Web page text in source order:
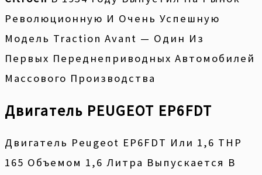
Революционную И Очень Успешную
Модель Traction Avant — Один Из
Первых Переднеприводных Автомобилей
Массового Производства
Двигатель PEUGEOT EP6FDT
Двигатель Peugeot EP6FDT Или 1,6 THP
165 Объемом 1,6 Литра Выпускается В